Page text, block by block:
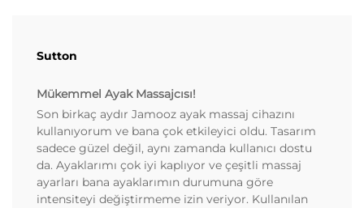
Sutton
Mükemmel Ayak Massajcısı!
Son birkaç aydır Jamooz ayak massaj cihazını
kullanıyorum ve bana çok etkileyici oldu. Tasarım
sadece güzel değil, aynı zamanda kullanıcı dostu
da. Ayaklarımı çok iyi kaplıyor ve çeşitli massaj
ayarları bana ayaklarımın durumuna göre
intensiteyi değiştirmeme izin veriyor. Kullanılan